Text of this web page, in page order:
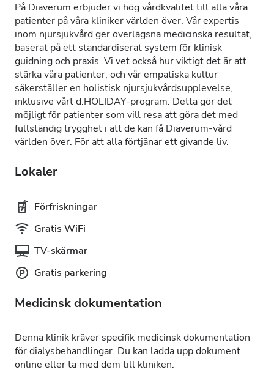
På Diaverum erbjuder vi hög vårdkvalitet till alla våra
patienter på våra kliniker världen över. Vår expertis
inom njursjukvård ger överlägsna medicinska resultat,
baserat på ett standardiserat system för klinisk
guidning och praxis. Vi vet också hur viktigt det är att
stärka våra patienter, och vår empatiska kultur
säkerställer en holistisk njursjukvårdsupplevelse,
inklusive vårt d.HOLIDAY-program. Detta gör det
möjligt för patienter som vill resa att göra det med
fullständig trygghet i att de kan få Diaverum-vård
världen över. För att alla förtjänar ett givande liv.
Lokaler
Förfriskningar
Gratis WiFi
TV-skärmar
Gratis parkering
Medicinsk dokumentation
Denna klinik kräver specifik medicinsk dokumentation
för dialysbehandlingar. Du kan ladda upp dokument
online eller ta med dem till kliniken.